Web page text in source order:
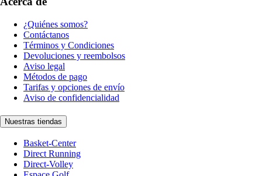
¿Quiénes somos?
Contáctanos
Términos y Condiciones
Devoluciones y reembolsos
Aviso legal
Métodos de pago
Tarifas y opciones de envío
Aviso de confidencialidad
Nuestras tiendas
Basket-Center
Direct Running
Direct-Volley